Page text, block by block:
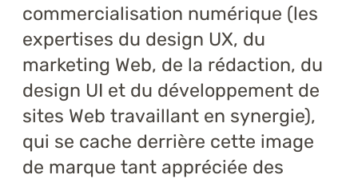
commercialisation numérique (les
expertises du design UX, du
marketing Web, de la rédaction, du
design UI et du développement de
sites Web travaillant en synergie),
qui se cache derrière cette image
de marque tant appréciée des